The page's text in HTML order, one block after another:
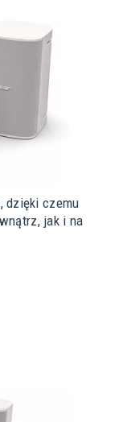
dzięki czemu
jak i na